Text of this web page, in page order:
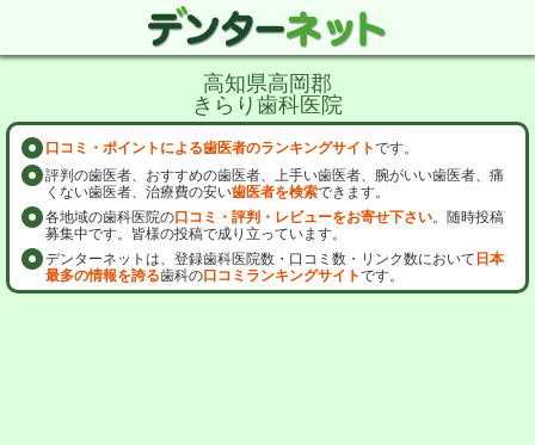
高知県高岡郡
きらり歯科医院
口コミ・ポイントによる歯医者のランキングサイトです。
評判の歯医者、おすすめの歯医者、上手い歯医者、腕がいい歯医者、痛
くない歯医者、治療費の安い歯医者を検索できます。
各地域の歯科医院の口コミ・評判・レビューをお寄せ下さい。随時投稿
募集中です。皆様の投稿で成り立っています。
デンターネットは、登録歯科医院数・口コミ数・リンク数において 日本
最多の情報を誇る歯科の口コミランキングサイトです。